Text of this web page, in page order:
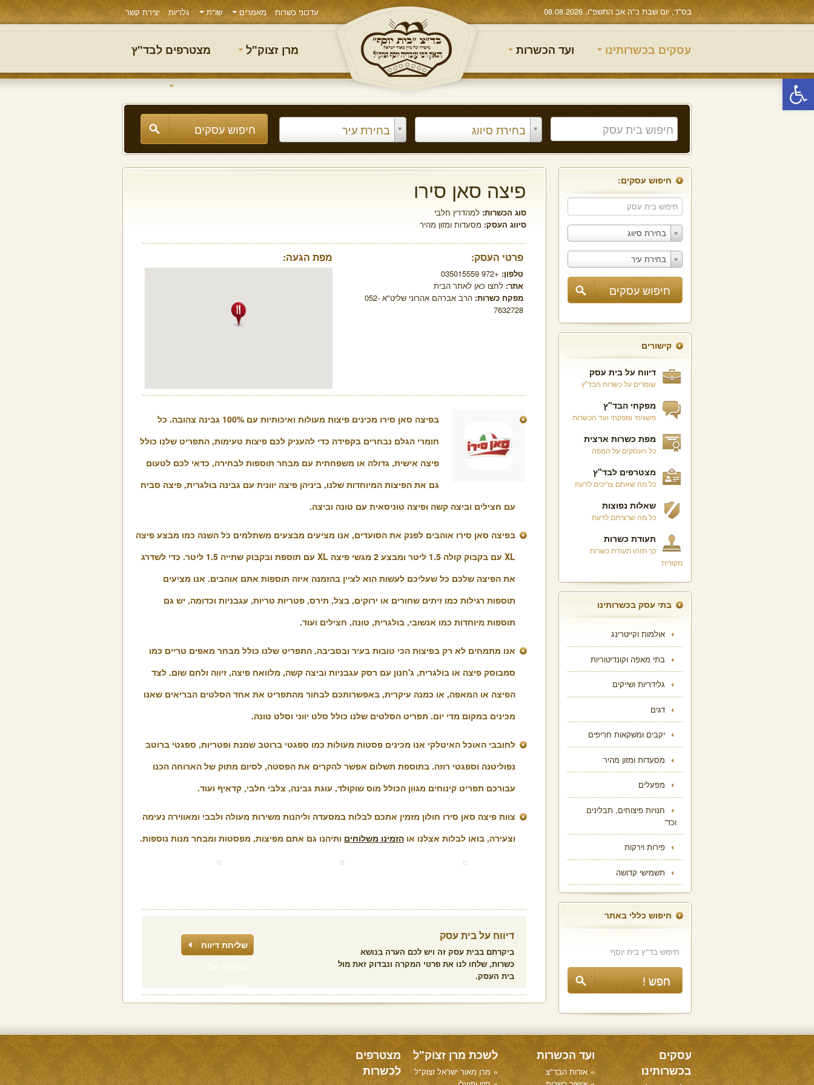
פתח סרגל נגישות
בס"ד, יום שבת כ"ה אב התשפ"ו, 08.08.2026 עדכוני כשרות מאמרים שו"ת גלריות יצירת קשר
עסקים בכשרותינו ועד הכשרות מרן זצוק"ל מצטרפים לבד"ץ
בחירת סיווג בחירת עיר
חיפוש עסקים:
בחירת סיווג
בחירת עיר
קישורים
דיווח על בית עסק
שומרים על כשרות הבד"ץ
מפקחי הבד"ץ
משגיחי ומפקחי ועד הכשרות
מפת כשרות ארצית
כל העסקים על המפה
מצטרפים לבד"ץ
כל מה שאתם צריכים לדעת
שאלות נפוצות
כל מה שרציתם לדעת
תעודת כשרות
כך תזהו תעודת כשרות
מקורית
בתי עסק בכשרותינו
אולמות וקייטרינג
בתי מאפה וקונדיטוריות
גלידריות ושייקים
דגים
יקבים ומשקאות חריפים
מסעדות ומזון מהיר
מפעלים
חנויות פיצוחים, תבלינים
וכד'
פירות וירקות
תשמישי קדושה
חיפוש כללי באתר
פיצה סאן סירו
סוג הכשרות: למהדרין חלבי
סיווג העסק: מסעדות ומזון מהיר
פרטי העסק:
טלפון: +972 035015559
אתר: לחצו כאן לאתר הבית
מפקח כשרות:
הרב אברהם אהרוני שליט"א 052-
7632728
מפת הגעה:
בפיצה סאן סירו מכינים פיצות מעולות ואיכותיות עם 100% גבינה צהובה. כל
חומרי הגלם נבחרים בקפידה כדי להעניק לכם פיצות טעימות, התפריט שלנו כולל
פיצה אישית, גדולה או משפחתית עם מבחר תוספות לבחירה, כדאי לכם לטעום
גם את הפיצות המיוחדות שלנו, ביניהן פיצה יוונית עם גבינה בולגרית, פיצה סביח
עם חצילים וביצה קשה ופיצה טוניסאית עם טונה וביצה.
בפיצה סאן סירו אוהבים לפנק את הסועדים, אנו מציעים מבצעים משתלמים כל השנה כמו מבצע פיצה
XL עם בקבוק קולה 1.5 ליטר ומבצע 2 מגשי פיצה XL עם תוספת ובקבוק שתייה 1.5 ליטר. כדי לשדרג
את הפיצה שלכם כל שעליכם לעשות הוא לציין בהזמנה איזה תוספות אתם אוהבים. אנו מציעים
תוספות רגילות כמו זיתים שחורים או ירוקים, בצל, תירס, פטריות טריות, עגבניות וכדומה, יש גם
תוספות מיוחדות כמו אנשובי, בולגרית, טונה, חצילים ועוד.
אנו מתמחים לא רק בפיצות הכי טובות בעיר ובסביבה, התפריט שלנו כולל מבחר מאפים טריים כמו
סמבוסק פיצה או בולגרית, ג'חנון עם רסק עגבניות וביצה קשה, מלוואח פיצה, זיווה ולחם שום. לצד
הפיצה או המאפה, או כמנה עיקרית, באפשרותכם לבחור מהתפריט את אחד הסלטים הבריאים שאנו
מכינים במקום מדי יום. תפריט הסלטים שלנו כולל סלט יווני וסלט טונה.
לחובבי האוכל האיטלקי אנו מכינים פסטות מעולות כמו ספגטי ברוטב שמנת ופטריות, ספגטי ברוטב
נפוליטנה וספגטי רוזה. בתוספת תשלום אפשר להקרים את הפסטה, לסיום מתוק של הארוחה הכנו
עבורכם תפריט קינוחים מגוון הכולל מוס שוקולד, עוגת גבינה, צלבי חלבי, קדאיף ועוד.
צוות פיצה סאן סירו חולון מזמין אתכם לבלות במסעדה וליהנות משירות מעולה ולבבי ומאווירה נעימה
וצעירה, בואו לבלות אצלנו או הזמינו משלוחים ותיהנו גם אתם מפיצות, מפסטות ומבחר מנות נוספות.
דיווח על בית עסק
ביקרתם בבית עסק זה ויש לכם הערה בנושא
כשרות, שלחו לנו את פרטי המקרה ונבדוק זאת מול
בית העסק.
שליחת דיווח
עסקים
בכשרותינו
ועד הכשרות
אודות הבד"צ
לשכת מרן זצוק"ל
מרן מאור ישראל זצוק"ל
מצטרפים
לכשרות